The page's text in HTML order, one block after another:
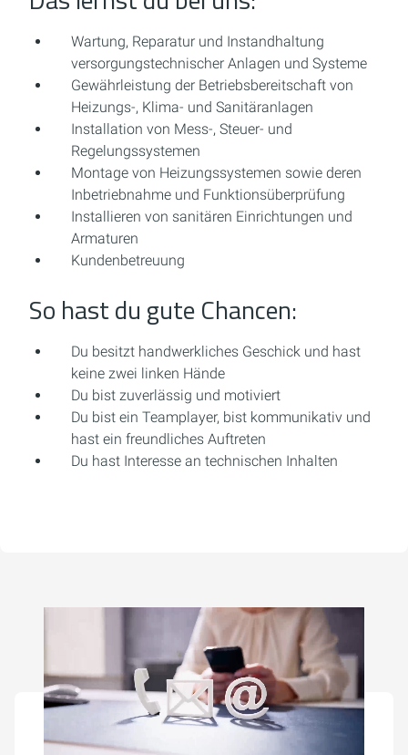
Wartung, Reparatur und Instandhaltung
versorgungstechnischer Anlagen und Systeme
Gewährleistung der Betriebsbereitschaft von
Heizungs-, Klima- und Sanitäranlagen
Installation von Mess-, Steuer- und
Regelungssystemen
Montage von Heizungssystemen sowie deren
Inbetriebnahme und Funktionsüberprüfung
Installieren von sanitären Einrichtungen und
Armaturen
Kundenbetreuung
So hast du gute Chancen:
Du besitzt handwerkliches Geschick und hast
keine zwei linken Hände
Du bist zuverlässig und motiviert
Du bist ein Teamplayer, bist kommunikativ und
hast ein freundliches Auftreten
Du hast Interesse an technischen Inhalten